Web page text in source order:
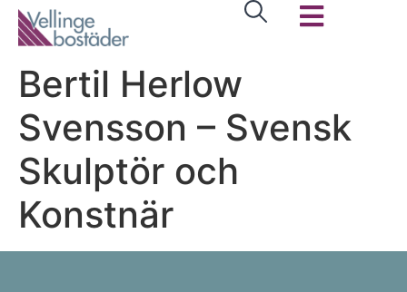
Bertil Herlow
Svensson – Svensk
Skulptör och
Konstnär